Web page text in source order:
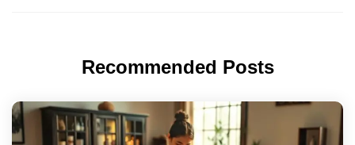
Recommended Posts